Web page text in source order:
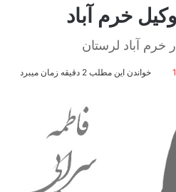
خرم آباد
خرم آباد لرستان
خواندن این مطلب 2 دقیقه زمان میبرد